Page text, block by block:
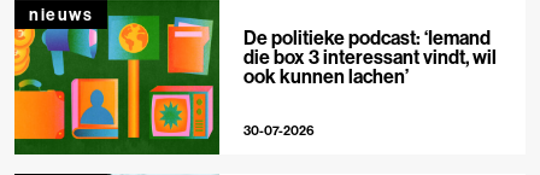
nieuws
De politieke podcast: ‘Iemand
die box 3 interessant vindt, wil
ook kunnen lachen’
30-07-2026